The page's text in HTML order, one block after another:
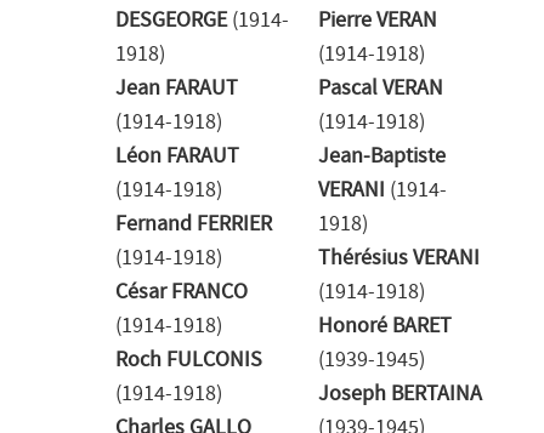
DESGEORGE(1914-
1918)
Jean FARAUT
(1914-1918)
Léon FARAUT
(1914-1918)
Fernand FERRIER
(1914-1918)
César FRANCO
(1914-1918)
Roch FULCONIS
(1914-1918)
Charles GALLO
Pierre VERAN
(1914-1918)
Pascal VERAN
(1914-1918)
Jean-Baptiste
VERANI (1914-
1918)
Thérésius VERANI
(1914-1918)
Honoré BARET
(1939-1945)
Joseph BERTAINA
(1939-1945)